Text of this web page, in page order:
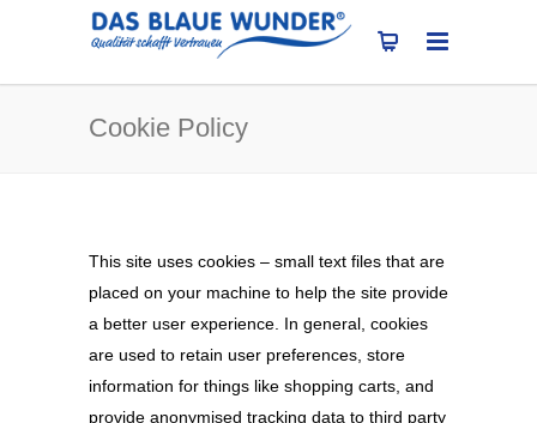
Cookie Policy
This site uses cookies – small text files that are
placed on your machine to help the site provide
a better user experience. In general, cookies
are used to retain user preferences, store
information for things like shopping carts, and
provide anonymised tracking data to third party